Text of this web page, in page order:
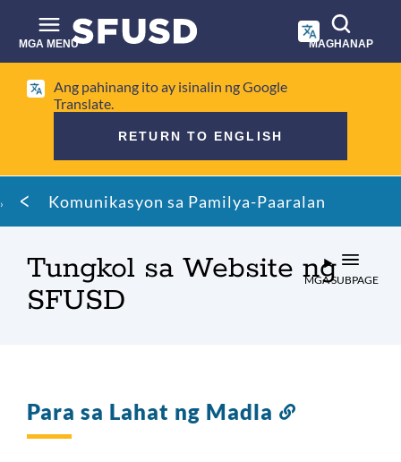
pangunahing
nilalaman
MGA MENU MAGHANAP
Paghahanap
Ang pahinang ito ay isinalin ng Google
Translate.
RETURN TO ENGLISH
MumoKomunikasyon sa Pamilya-Paaralan
Tungkol sa Website ng
SFUSD
MGA SUBPAGE
Para sa Lahat ng Madla